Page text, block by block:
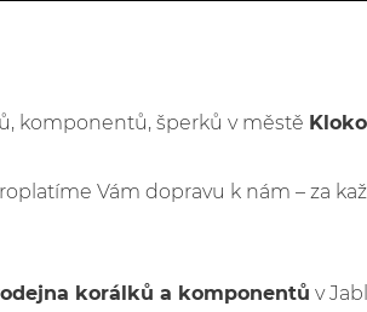
komponentů, šperků v městě
Vám dopravu k nám – za
korálků a komponentů v